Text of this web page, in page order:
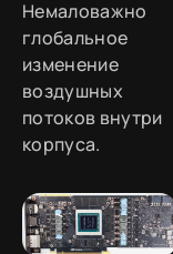
Немаловажно
глобальное
изменение
воздушных
потоков внутри
корпуса.